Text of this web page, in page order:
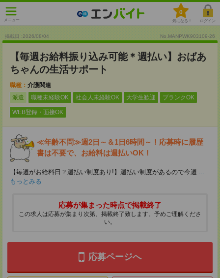
メニュー
0
気になる！ ログイン
掲載日 :2026/08/04 No.MANPWK903109-26
【毎週お給料振り込み可能＊週払い】おばあ
ちゃんの生活サポート
職種： 介護関連
派遣
職種未経験OK 社会人未経験OK 大学生歓迎 ブランクOK
WEB登録・面接OK
≪年齢不問≫週2日～＆1日6時間～！応募時に履歴
書は不要で、お給料は週払いOK！
【毎週がお給料日？週払い制度あり!】週払い制度があるので今週 ...
もっとみる
応募が集まった時点で掲載終了
この求人は応募が集まり次第、掲載終了致します。予めご理解くださ
い。
応募ページへ